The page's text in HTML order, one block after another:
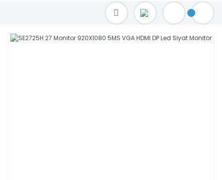
TOPTAN FİYAT ALMAK İÇİN satis@toptanbilgisayar.net MAİL ATINIZ.
SİPARİŞLERİNİZİ AYNI GÜN KARGO İLE GÖNDERİYORUZ!